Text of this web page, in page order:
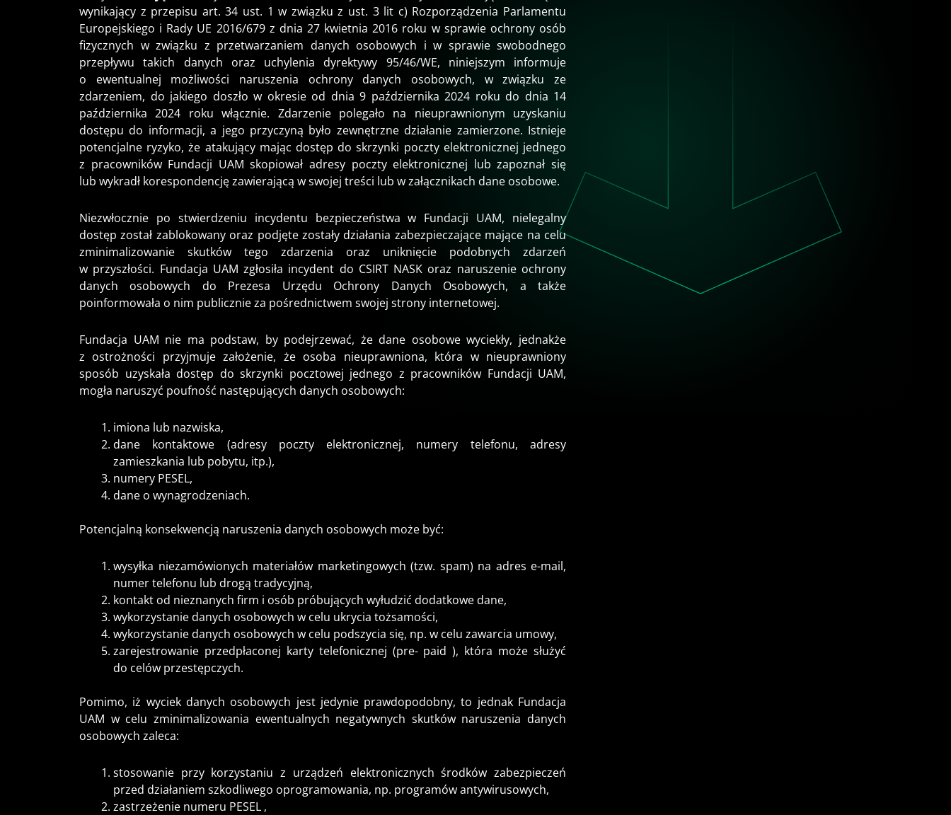
wynikający z przepisu art. 34 ust. 1 w związku z ust. 3 lit c) Rozporządzenia Parlamentu
Europejskiego i Rady UE 2016/679 z dnia 27 kwietnia 2016 roku w sprawie ochrony osób
fizycznych w związku z przetwarzaniem danych osobowych i w sprawie swobodnego
przepływu takich danych oraz uchylenia dyrektywy 95/46/WE, niniejszym informuje
o ewentualnej możliwości naruszenia ochrony danych osobowych, w związku ze
zdarzeniem, do jakiego doszło w okresie od dnia 9 października 2024 roku do dnia 14
października 2024 roku włącznie. Zdarzenie polegało na nieuprawnionym uzyskaniu
dostępu do informacji, a jego przyczyną było zewnętrzne działanie zamierzone. Istnieje
potencjalne ryzyko, że atakujący mając dostęp do skrzynki poczty elektronicznej jednego
z pracowników Fundacji UAM skopiował adresy poczty elektronicznej lub zapoznał się
lub wykradł korespondencję zawierającą w swojej treści lub w załącznikach dane osobowe.
Niezwłocznie po stwierdzeniu incydentu bezpieczeństwa w Fundacji UAM, nielegalny
dostęp został zablokowany oraz podjęte zostały działania zabezpieczające mające na celu
zminimalizowanie skutków tego zdarzenia oraz uniknięcie podobnych zdarzeń
w przyszłości. Fundacja UAM zgłosiła incydent do CSIRT NASK oraz naruszenie ochrony
danych osobowych do Prezesa Urzędu Ochrony Danych Osobowych, a także
poinformowała o nim publicznie za pośrednictwem swojej strony internetowej.
Fundacja UAM nie ma podstaw, by podejrzewać, że dane osobowe wyciekły, jednakże
z ostrożności przyjmuje założenie, że osoba nieuprawniona, która w nieuprawniony
sposób uzyskała dostęp do skrzynki pocztowej jednego z pracowników Fundacji UAM,
mogła naruszyć poufność następujących danych osobowych:
imiona lub nazwiska,
dane kontaktowe (adresy poczty elektronicznej, numery telefonu, adresy
zamieszkania lub pobytu, itp.),
numery PESEL,
dane o wynagrodzeniach.
Potencjalną konsekwencją naruszenia danych osobowych może być:
wysyłka niezamówionych materiałów marketingowych (tzw. spam) na adres e-mail,
numer telefonu lub drogą tradycyjną,
kontakt od nieznanych firm i osób próbujących wyłudzić dodatkowe dane,
wykorzystanie danych osobowych w celu ukrycia tożsamości,
wykorzystanie danych osobowych w celu podszycia się, np. w celu zawarcia umowy,
zarejestrowanie przedpłaconej karty telefonicznej (pre- paid ), która może służyć
do celów przestępczych.
Pomimo, iż wyciek danych osobowych jest jedynie prawdopodobny, to jednak Fundacja
UAM w celu zminimalizowania ewentualnych negatywnych skutków naruszenia danych
osobowych zaleca:
stosowanie przy korzystaniu z urządzeń elektronicznych środków zabezpieczeń
przed działaniem szkodliwego oprogramowania, np. programów antywirusowych,
zastrzeżenie numeru PESEL ,